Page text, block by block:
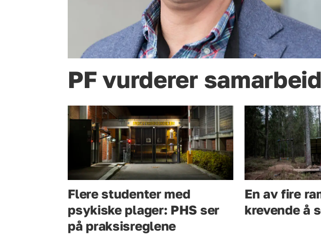
PF vurderer
Flere studenter med
psykiske plager: PHS ser
på praksisreglene
En av fire
krevende å